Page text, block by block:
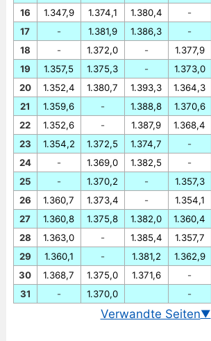
16
17
18
19
20
21
22
23
24
25
26
27
28
29
30
31
1.347,9
-
-
1.357,5
1.352,4
1.359,6
1.352,6
1.354,2
-
-
1.360,7
1.360,8
1.363,0
1.360,1
1.368,7
-
1.374,1
1.381,9
1.372,0
1.375,3
1.380,7
-
-
1.372,5
1.369,0
1.370,2
1.373,4
1.375,8
-
-
1.375,0
1.370,0
1.380,4
1.386,3
-
-
1.393,3
1.388,8
1.387,9
1.374,7
1.382,5
-
-
1.382,0
1.385,4
1.381,2
1.371,6
-
-
1.377,9
1.373,0
1.364,3
1.370,6
1.368,4
-
-
1.357,3
1.354,1
1.360,4
1.357,7
1.362,9
-
-
Verwandte Seiten▼